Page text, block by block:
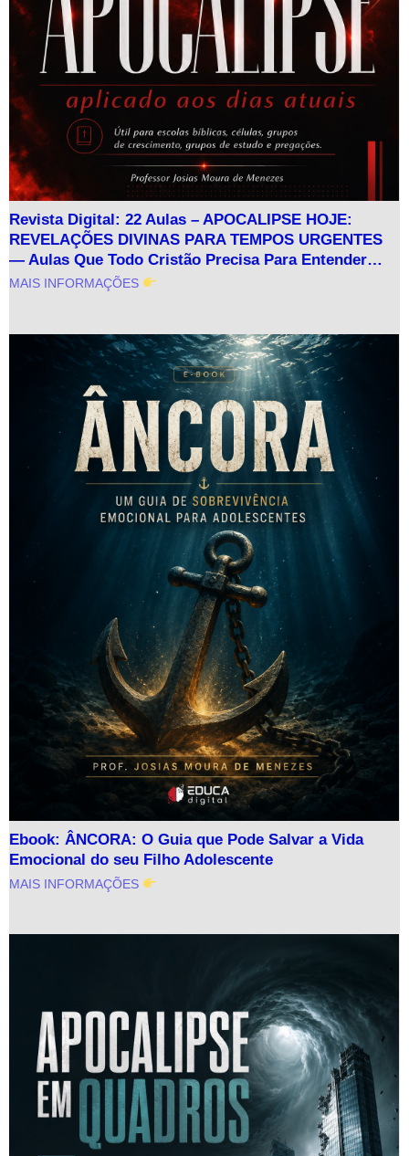
Revista Digital: 22 Aulas – APOCALIPSE HOJE:
REVELAÇÕES DIVINAS PARA TEMPOS URGENTES
— Aulas Que Todo Cristão Precisa Para Entender…
MAIS INFORMAÇÕES
Ebook: ÂNCORA: O Guia que Pode Salvar a Vida
Emocional do seu Filho Adolescente
MAIS INFORMAÇÕES